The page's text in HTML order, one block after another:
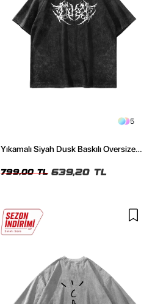
5
Yıkamalı Siyah Dusk Baskılı Oversize
799,00 TL 639,20 TL